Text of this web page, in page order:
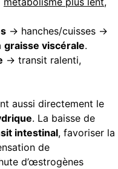
→ hanches/cuisses →
graisse viscérale.
→ transit ralenti,
aussi directement le
. La baisse de
intestinal, favoriser la
de
d’œstrogènes